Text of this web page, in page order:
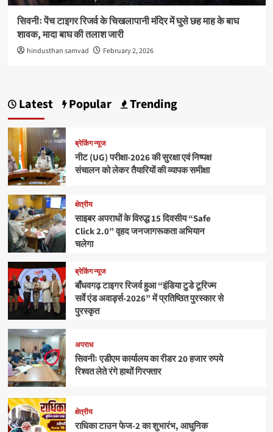
सिवनीः पेंच टाइगर रिजर्व के चिखलापानी मंदिर में घुसे छह माह के बाघ
शावक, मादा बाघ की तलाश जारी
hindusthan samvad February 2, 2026
Latest Popular Trending
ब्रेकिंग न्यूज
नीट (UG) परीक्षा-2026 की सुरक्षा एवं निष्पक्ष
संचालन को लेकर तैयारियों की व्यापक समीक्षा
क्षेत्रीय
साइबर अपराधों के विरुद्ध 15 दिवसीय “Safe
Click 2.0” वृहद जनजागरूकता अभियान
चलेगा
ब्रेकिंग न्यूज
बाँधवगढ़ टाइगर रिजर्व हुआ “इंडिया टुडे टूरिज्म
सर्वे एंड अवार्ड्स-2026” में प्रतिष्ठित पुरस्कार से
पुरस्कृत
अपराध
सिवनीः एडीएम कार्यालय का रीडर 20 हजार रुपये
रिश्वत लेते रंगे हाथों गिरफ्तार
क्षेत्रीय
राधिका टाउन फेज-2 का शुभारंभ, आधुनिक